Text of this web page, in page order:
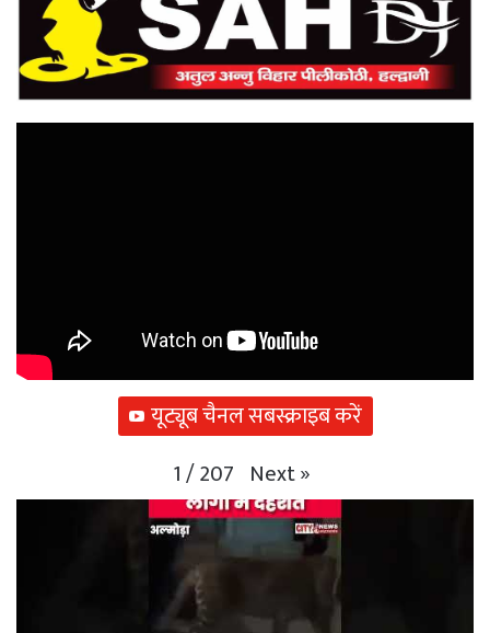
यूट्यूब चैनल सबस्क्राइब करें
1/207 Next»